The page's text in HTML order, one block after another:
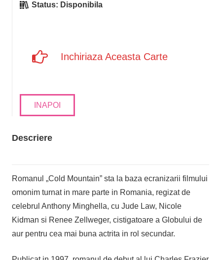
Status: Disponibila
Inchiriaza Aceasta Carte
INAPOI
Descriere
Romanul „Cold Mountain” sta la baza ecranizarii filmului
omonim turnat in mare parte in Romania, regizat de
celebrul Anthony Minghella, cu Jude Law, Nicole
Kidman si Renee Zellweger, cistigatoare a Globului de
aur pentru cea mai buna actrita in rol secundar.